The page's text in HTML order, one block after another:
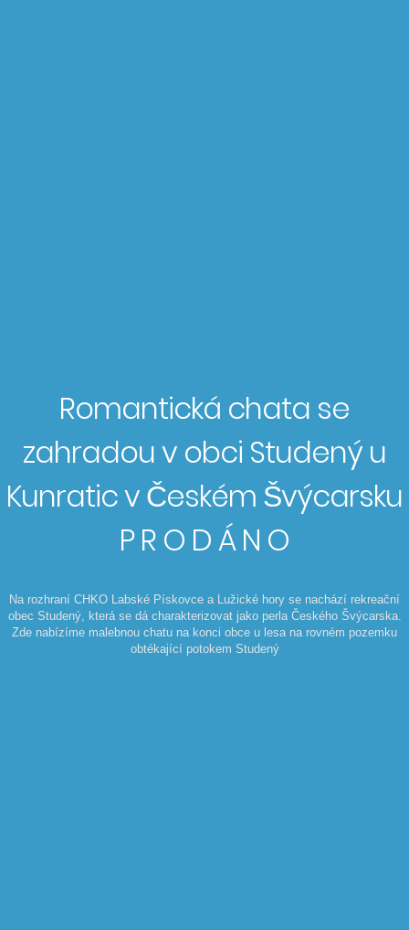
Romantická chata se
zahradou v obci Studený u
Kunratic v Českém Švýcarsku
P R O D Á N O
Na rozhraní CHKO Labské Pískovce a Lužické hory se nachází rekreační
obec Studený, která se dá charakterizovat jako perla Českého Švýcarska.
Zde nabízíme malebnou chatu na konci obce u lesa na rovném pozemku
obtékající potokem Studený